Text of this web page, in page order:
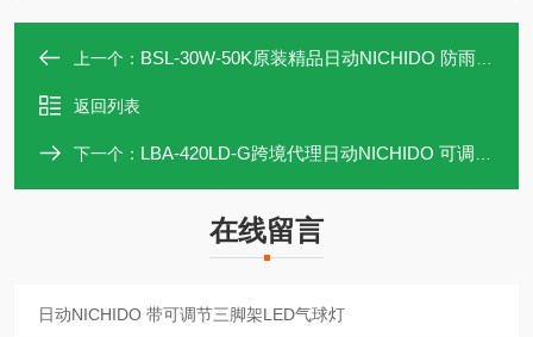
上一个： BSL-30W-50K原装精品日动NICHIDO 防雨LED底座灯
返回列表
下一个： LBA-420LD-G跨境代理日动NICHIDO 可调节LED气球灯
在线留言